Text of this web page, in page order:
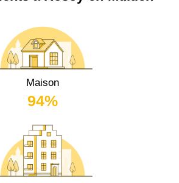
Maison
94%